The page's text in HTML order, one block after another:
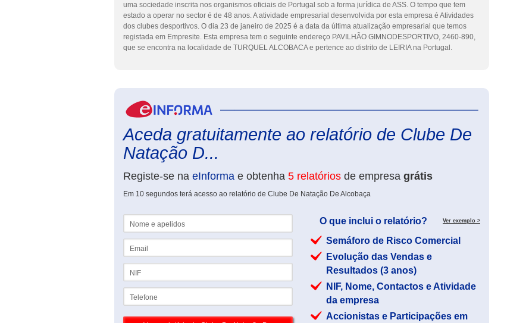
uma sociedade inscrita nos organismos oficiais de Portugal sob a forma jurídica de ASS. O tempo que tem
estado a operar no sector é de 48 anos. A atividade empresarial desenvolvida por esta empresa é Atividades
dos clubes desportivos. O dia 23 de janeiro de 2025 é a data da última atualização empresarial que temos
registada em Empresite. Esta empresa tem o seguinte endereço PAVILHÃO GIMNODESPORTIVO, 2460-890,
que se encontra na localidade de TURQUEL ALCOBACA e pertence ao distrito de LEIRIA na Portugal.
Aceda gratuitamente ao relatório de Clube De
Natação D...
Registe-se na eInforma e obtenha 5 relatórios de empresa grátis
Em 10 segundos terá acesso ao relatório de Clube De Natação De Alcobaça
O que inclui o relatório? Ver exemplo >
Semáforo de Risco Comercial
Evolução das Vendas e
Resultados (3 anos)
NIF, Nome, Contactos e Atividade
da empresa
Accionistas e Participações em